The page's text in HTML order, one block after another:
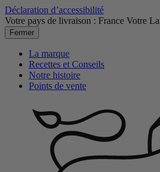
Déclaration d’accessibilité
Votre pays de livraison : France Votre
Fermer
La marque
Recettes et Conseils
Notre histoire
Points de vente